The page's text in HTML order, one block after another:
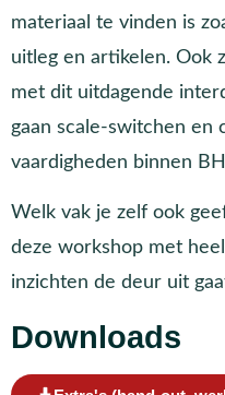
materiaal te vinden is
uitleg en artikelen. Ook
met dit uitdagende
gaan scale-switchen en
vaardigheden binnen
Welk vak je zelf ook
deze workshop met
inzichten de deur uit
Downloads